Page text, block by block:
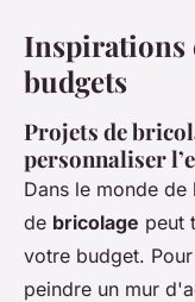
Inspirations
budgets
Projets de
personnaliser
Dans le monde de
de bricolage peut
votre budget.
peindre un mur